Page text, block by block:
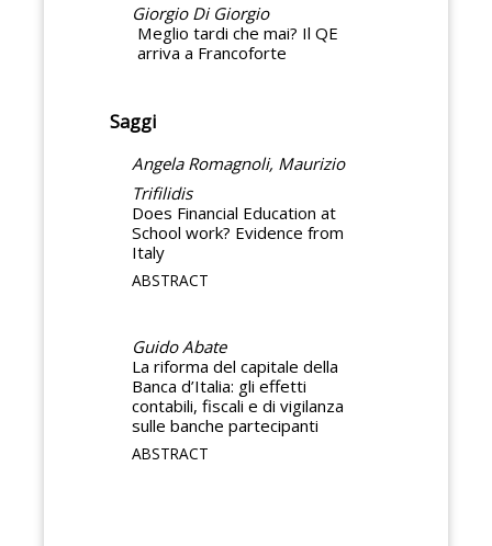
Giorgio Di Giorgio
Meglio tardi che mai? Il QE
arriva a Francoforte
Saggi
Angela Romagnoli, Maurizio
Trifilidis
Does Financial Education at
School work? Evidence from
Italy
ABSTRACT
Guido Abate
La riforma del capitale della
Banca d’Italia: gli effetti
contabili, fiscali e di vigilanza
sulle banche partecipanti
ABSTRACT